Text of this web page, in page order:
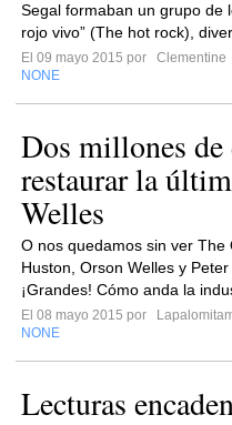
Segal formaban un grupo de
rojo vivo” (The hot rock),
El 09 mayo 2015 por
Clementine
NONE
Dos millones de
restaurar la
Welles
O nos quedamos sin ver The
Huston, Orson Welles y
¡Grandes! Cómo anda la
El 08 mayo 2015 por
NONE
Lecturas